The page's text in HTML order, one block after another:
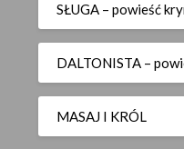
SŁUGA – powieść
DALTONISTA –
MASAJ I KRÓL